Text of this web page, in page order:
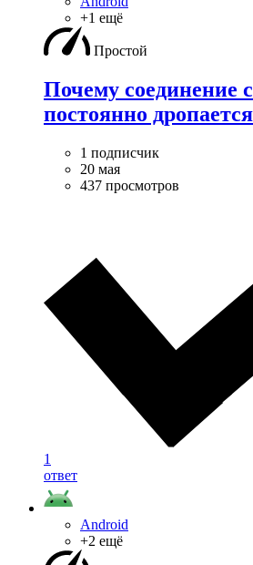
+1 ещё
Простой
Почему соединение
постоянно
1 подписчик
20 мая
437 просмотров
1
ответ
Android
+2 ещё